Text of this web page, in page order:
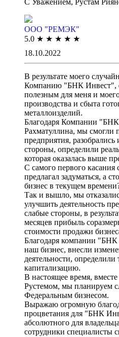
С Уважением, Рустам
ООО "РЕМЭК"
5.0 ★ ★ ★ ★ ★
18.10.2022
В результате моего
Компанию "БНК Инвест",
полезным для меня и
производства и сбыта
металлоизделий.
Благодаря Компании
Рахматуллина, мы смогли
предприятия,
стороны, определили
которая оказалась выше
С самого первого
предлагал задуматься, а
бизнес в текущем
Так и вышло, мы
улучшить деятельность
слабые стороны, в
месяцев прибыль
стоимости продажи
Благодаря компании
наш бизнес, внесли
деятельности,
капитализацию.
В настоящее время,
Рустемом, мы планируем
Федеральным бизнесом.
Выражаю огромную
процветания для "БНК
абсолютного для
сотрудники специалисты